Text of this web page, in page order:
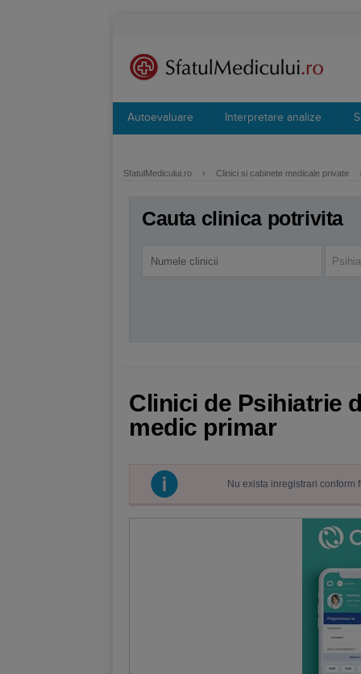
Autoevaluare Interpretare analize
SfatulMedicului.ro › Clinici si cabinete medicale private
Cauta clinica potrivita
Clinici de Psihiatrie
medic primar
Nu exista inregistrari